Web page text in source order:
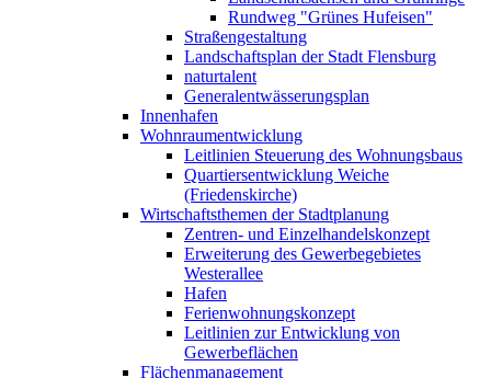
Rundweg "Grünes Hufeisen"
Straßengestaltung
Landschaftsplan der Stadt Flensburg
naturtalent
Generalentwässerungsplan
Innenhafen
Wohnraumentwicklung
Leitlinien Steuerung des Wohnungsbaus
Quartiersentwicklung Weiche
(Friedenskirche)
Wirtschaftsthemen der Stadtplanung
Zentren- und Einzelhandelskonzept
Erweiterung des Gewerbegebietes
Westerallee
Hafen
Ferienwohnungskonzept
Leitlinien zur Entwicklung von
Gewerbeflächen
Flächenmanagement